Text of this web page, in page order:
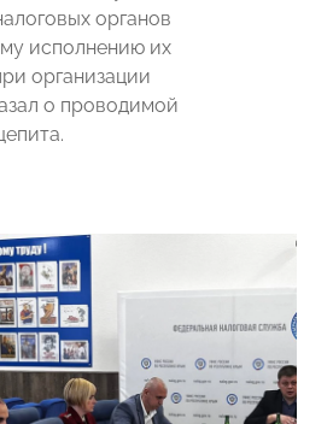
органов
исполнению их
организации
о проводимой